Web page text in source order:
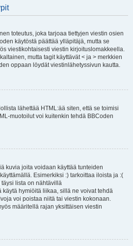
toteutus, joka tarjoaa tiettyjen viestin osien
käytöstä päättää ylläpitäjä, mutta se
viestikohtaisesti viestin kirjoituslomakkeella.
mutta tagit käyttävät < ja > merkkien
oppaan löydät viestinlähetyssivun kautta.
lähettää HTML:ää siten, että se toimisi
muotoilut voi kuitenkin tehdä BBCoden
kuvia joita voidaan käyttää tunteiden
Esimerkiksi :) tarkoittaa iloista ja :(
lista on nähtävillä
hymiöitä liikaa, sillä ne voivat tehdä
voi poistaa niitä tai viestin kokonaan.
määritellä rajan yksittäisen viestin